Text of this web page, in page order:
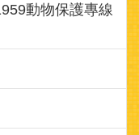
動物保護專線